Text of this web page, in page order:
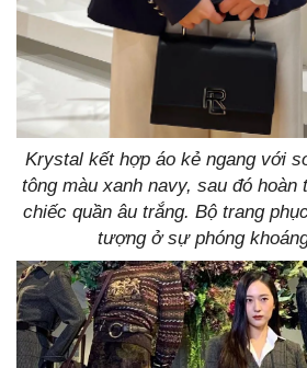
Krystal kết hợp áo kẻ ngang với
tông màu xanh navy, sau đó hoàn
chiếc quần âu trắng. Bộ trang
tượng ở sự phóng